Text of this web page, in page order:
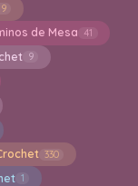
de Mesa 41
9
330
1